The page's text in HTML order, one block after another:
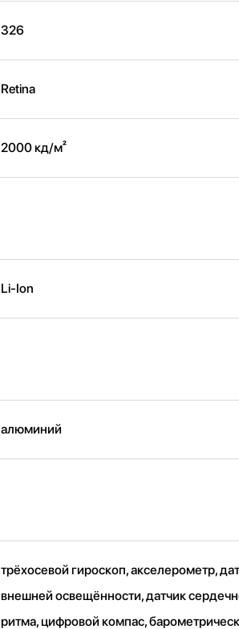
326
Retina
2000 кд/ м²
Li-Ion
алюминий
трёхосевой гироскоп, акселерометр,
внешней освещённости, датчик
ритма, цифровой компас,